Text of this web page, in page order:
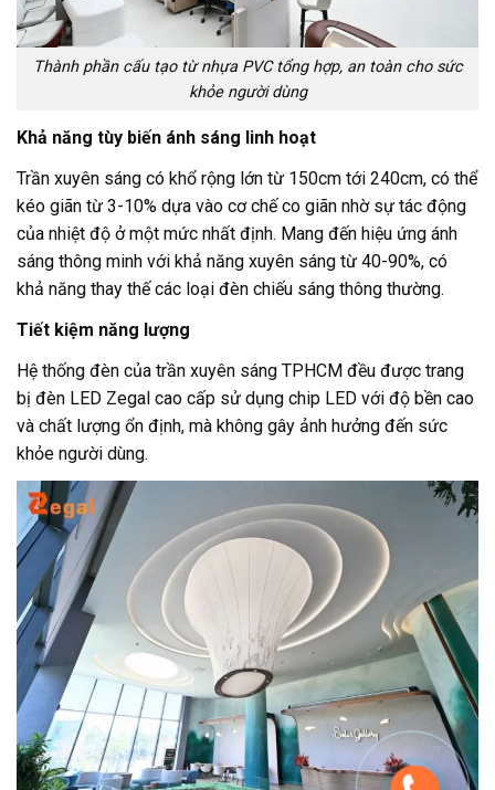
Thành phần cấu tạo từ nhựa PVC tổng hợp, an toàn cho sức
khỏe người dùng
Khả năng tùy biến ánh sáng linh hoạt
Trần xuyên sáng có khổ rộng lớn từ 150cm tới 240cm, có thể
kéo giãn từ 3-10% dựa vào cơ chế co giãn nhờ sự tác động
của nhiệt độ ở một mức nhất định. Mang đến hiệu ứng ánh
sáng thông minh với khả năng xuyên sáng từ 40-90%, có
khả năng thay thế các loại đèn chiếu sáng thông thường.
Tiết kiệm năng lượng
Hệ thống đèn của trần xuyên sáng TPHCM đều được trang
bị đèn LED Zegal cao cấp sử dụng chip LED với độ bền cao
và chất lượng ổn định, mà không gây ảnh hưởng đến sức
khỏe người dùng.